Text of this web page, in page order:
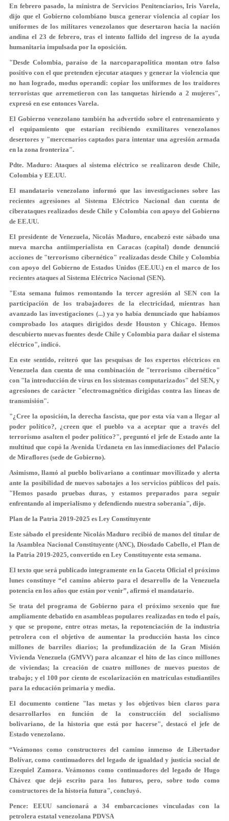
En febrero pasado, la ministra de Servicios Penitenciarios, Iris Varela,
dijo que el Gobierno colombiano busca generar violencia al copiar los
uniformes de los militares venezolanos que desertaron hacia la nación
andina el 23 de febrero, tras el intento fallido del ingreso de la ayuda
humanitaria impulsada por la oposición.
"Desde Colombia, paraíso de la narcoparapolitica montan otro falso
positivo con el que pretenden ejecutar ataques y generar la violencia que
no han logrado, modus operandi: copiar los uniformes de los traidores
terroristas que arremetieron con las tanquetas hiriendo a 2 mujeres",
expresó en ese entonces Varela.
El Gobierno venezolano también ha advertido sobre el entrenamiento y
el equipamiento que estarían recibiendo exmilitares venezolanos
desertores y "mercenarios captados para intentar una agresión armada
en la zona fronteriza".
Pdte. Maduro: Ataques al sistema eléctrico se realizaron desde Chile,
Colombia y EE.UU.
El mandatario venezolano informó que las investigaciones sobre las
recientes agresiones al Sistema Eléctrico Nacional dan cuenta de
ciberataques realizados desde Chile y Colombia con apoyo del Gobierno
de EE.UU.
El presidente deVenezuela,Nicolás Maduro, encabezó este sábado una
nuevamarcha antiimperialista enCaracas(capital) donde denunció
acciones de "terrorismo cibernético" realizadas desde Chiley Colombia
con apoyo del Gobierno de Estados Unidos (EE.UU.) en el marco de los
recientes ataques al Sistema Eléctrico Nacional (SEN).
"Esta semana fuimos remontando la tercer agresión al SEN con la
participación de los trabajadores de la electricidad, mientras han
avanzado lasinvestigaciones (...) ya yo había denunciado que habíamos
comprobado los ataques dirigidos desde Houston y Chicago. Hemos
descubierto nuevas fuentes desde Chile y Colombia para dañar el sistema
eléctrico", indicó.
En este sentido, reiteró que las pesquisas de los expertos eléctricos en
Venezuela dan cuenta de una combinación de "terrorismo cibernético"
con "laintroducción de virus en los sistemas computarizados" del SEN, y
agresiones de carácter "electromagnético dirigidas contra las líneas de
transmisión".
"¿Cree la oposición, la derecha fascista, que por esta vía van a llegar al
poder político?, ¿creen que el pueblo va a aceptar que a través del
terrorismo asalten el poder político?", preguntó el jefe de Estado ante la
multitud que copó la Avenida Urdaneta en las inmediaciones del Palacio
de Miraflores (sede de Gobierno).
Asimismo, llamó al pueblo bolivariano a continuar movilizado y alerta
ante la posibilidad de nuevos sabotajes a losservicios públicos del país.
"Hemos pasado pruebas duras, y estamos preparados para seguir
enfrentando al imperialismo y defendiendo nuestra soberanía", dijo.
Plan de la Patria 2019-2025 es Ley Constituyente
Este sábado el presidente Nicolás Maduro recibió de manos del titular de
laAsamblea Nacional Constituyente(ANC), Diosdado Cabello, el Plan de
la Patria 2019-2025, convertido en Ley Constituyente esta semana.
El texto que será publicado integramente en la Gaceta Oficial el próximo
lunes constituye “el camino abierto para el desarrollo de la Venezuela
potencia en los años que están por venir”, afirmó el mandatario.
Se trata delprograma de Gobierno para el próximosexenio que fue
ampliamente debatido enasambleas populares realizadas en todo el país,
y que se propone, entre otras metas, la repotenciación de la industria
petrolera con el objetivo de aumentar la producción hasta los cinco
millones de barriles diarios; la profundización de la Gran Misión
Vivienda Venezuela (GMVV) para alcanzar el hito de las cinco millones
de viviendas; la creación de cuatro millones de nuevos puestos de
trabajo; y el 100 por ciento de escolarizaciónen matrículas estudiantiles
para la educación primaria y media.
El documento contiene "las metas y los objetivos bien claros para
desarrollarlos en función de la construcción del socialismo
bolivariano, de la historia que está por hacerse", destacó el jefe de
Estado venezolano.
“Veámonos como constructores del camino inmenso de Libertador
Bolívar, como continuadores del legado de igualdad y justicia social de
Ezequiel Zamora. Veámonos como continuadores del legado de Hugo
Chávez que dejó escrito para los futuros, pero, sobre todo como
constructores de la historia futura", concluyó.
Pence: EEUU sancionará a 34 embarcaciones vinculadas con la
petrolera estatal venezolana PDVSA